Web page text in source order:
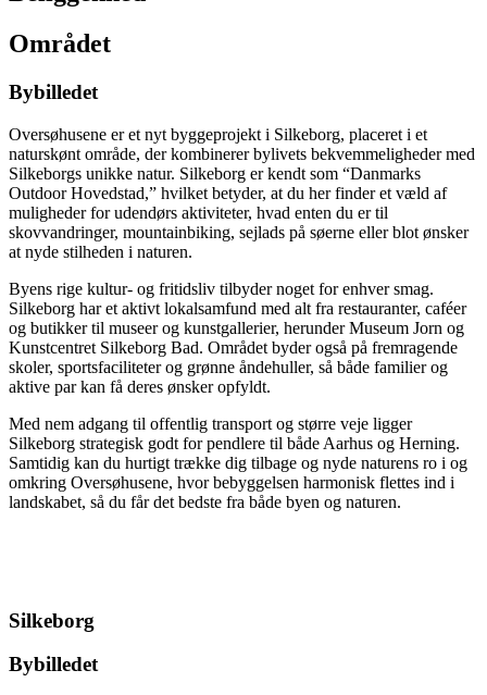
Området
Bybilledet
Oversøhusene er et nyt byggeprojekt i Silkeborg, placeret i et
naturskønt område, der kombinerer bylivets bekvemmeligheder med
Silkeborgs unikke natur. Silkeborg er kendt som “Danmarks
Outdoor Hovedstad,” hvilket betyder, at du her finder et væld af
muligheder for udendørs aktiviteter, hvad enten du er til
skovvandringer, mountainbiking, sejlads på søerne eller blot ønsker
at nyde stilheden i naturen.
Byens rige kultur- og fritidsliv tilbyder noget for enhver smag.
Silkeborg har et aktivt lokalsamfund med alt fra restauranter, caféer
og butikker til museer og kunstgallerier, herunder Museum Jorn og
Kunstcentret Silkeborg Bad. Området byder også på fremragende
skoler, sportsfaciliteter og grønne åndehuller, så både familier og
aktive par kan få deres ønsker opfyldt.
Med nem adgang til offentlig transport og større veje ligger
Silkeborg strategisk godt for pendlere til både Aarhus og Herning.
Samtidig kan du hurtigt trække dig tilbage og nyde naturens ro i og
omkring Oversøhusene, hvor bebyggelsen harmonisk flettes ind i
landskabet, så du får det bedste fra både byen og naturen.
Silkeborg
Bybilledet